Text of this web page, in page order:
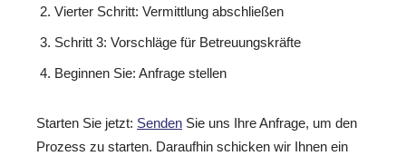
Vierter Schritt: Vermittlung abschließen
Schritt 3: Vorschläge für Betreuungskräfte
Beginnen Sie: Anfrage stellen
Starten Sie jetzt: Senden Sie uns Ihre Anfrage, um den
Prozess zu starten. Daraufhin schicken wir Ihnen ein